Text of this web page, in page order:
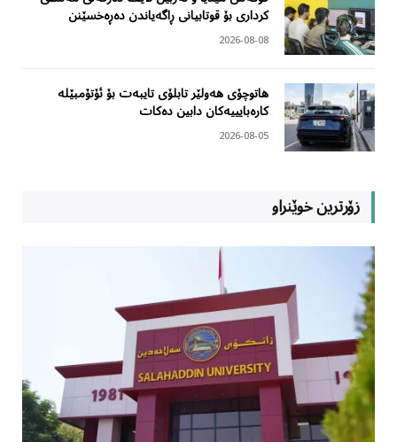
کرداری بۆ قوتابیانی ڕاگەیاندن دەڕەخسێنن
2026-08-08
هاتوچۆی هەولێر تابلۆی تایبەت بۆ ئۆتۆمبێلە
کارەبایییەکان دابین دەکات
2026-08-05
زۆرترین خوێنراو